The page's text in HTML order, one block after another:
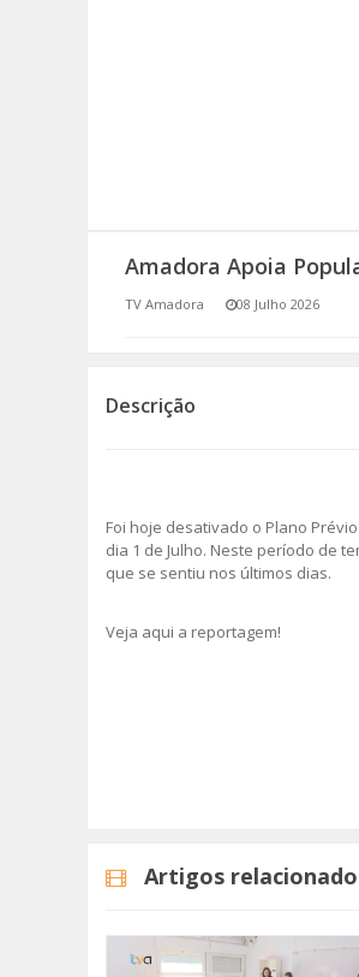
(RE) PENSAMENTOS
Amadora Apoia
TV Amadora 08 Julho 2026
Descrição
Foi hoje desativado o Plano
dia 1 de Julho. Neste período de
que se sentiu nos últimos dias.
Veja aqui a reportagem!
Artigos